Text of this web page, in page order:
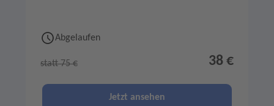
Abgelaufen
statt 75 € 38 €
Jetzt ansehen